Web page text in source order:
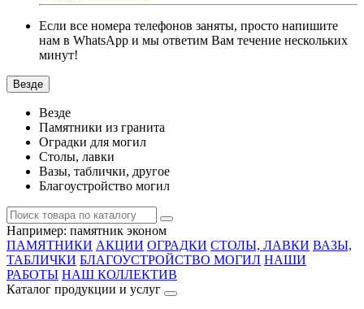
Если все номера телефонов заняты, просто напишите
нам в WhatsApp и мы ответим Вам течение нескольких
минут!
Везде
Везде
Памятники из гранита
Оградки для могил
Столы, лавки
Вазы, таблички, другое
Благоустройство могил
Например: памятник эконом
ПАМЯТНИКИ АКЦИИ ОГРАДКИ СТОЛЫ, ЛАВКИ ВАЗЫ,
ТАБЛИЧКИ БЛАГОУСТРОЙСТВО МОГИЛ НАШИ
РАБОТЫ НАШ КОЛЛЕКТИВ
Каталог продукции и услуг